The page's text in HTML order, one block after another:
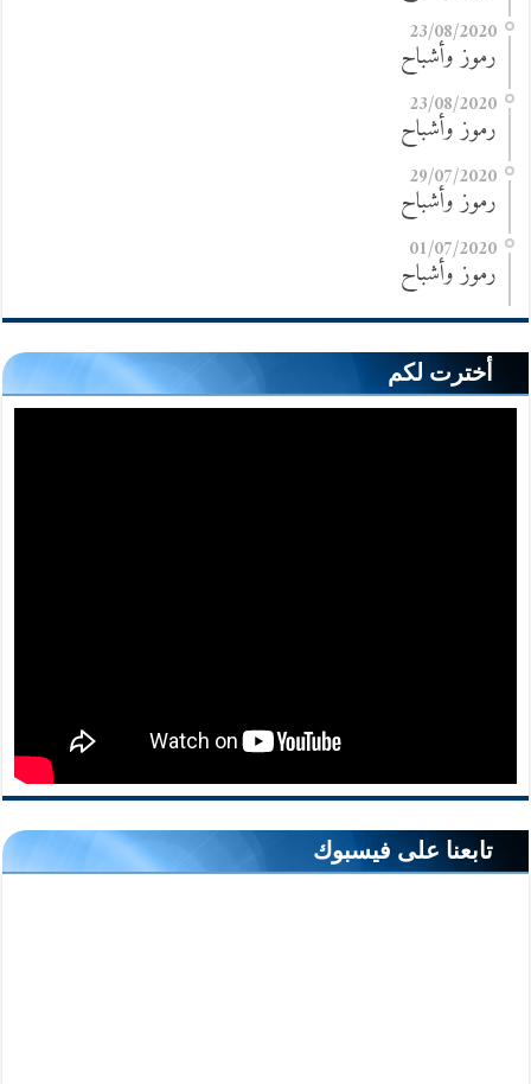
23/08/2020
رموز وأشباح
23/08/2020
رموز وأشباح
29/07/2020
رموز وأشباح
01/07/2020
رموز وأشباح
أخترت لكم
تابعنا على فيسبوك